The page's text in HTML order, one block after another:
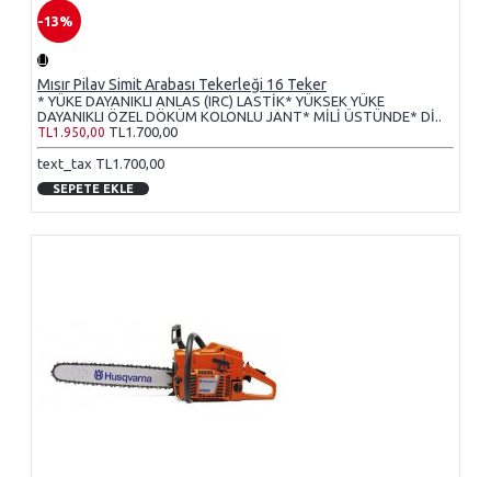
-13%
Mısır Pilav Simit Arabası Tekerleği 16 Teker
* YÜKE DAYANIKLI ANLAS (IRC) LASTİK* YÜKSEK YÜKE
DAYANIKLI ÖZEL DÖKÜM KOLONLU JANT* MİLİ ÜSTÜNDE* Dİ..
TL1.950,00 TL1.700,00
text_tax TL1.700,00
SEPETE EKLE